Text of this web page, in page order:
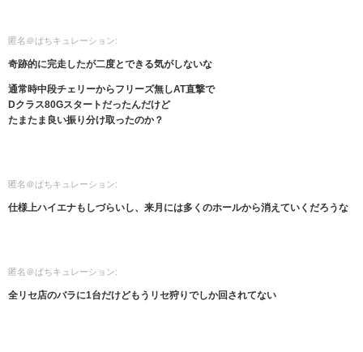
匿名＠ぱちキュレーション:
奇跡的に完走したが二度とできる気がしないな
通常時中段チェリーからフリーズ無しAT直撃で
Dクラス80Gスタートだったんだけど
たまたま良い振り分け取ったのか？
匿名＠ぱちキュレーション:
仕様上ハイエナもしづらいし、来月には多くのホールから消えていくだろうな
匿名＠ぱちキュレーション:
全リセ店のバラに1台だけどもうリセ狩りでしか回されてない